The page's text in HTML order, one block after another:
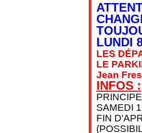
LUNDI
LES
LE
Jean
INFOS :
SAMEDI
FIN